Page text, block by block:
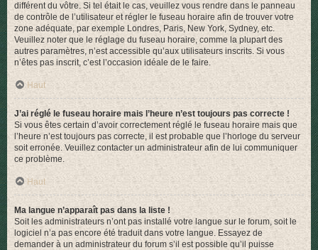
différent du vôtre. Si tel était le cas, veuillez vous rendre dans le panneau
de contrôle de l’utilisateur et régler le fuseau horaire afin de trouver votre
zone adéquate, par exemple Londres, Paris, New York, Sydney, etc.
Veuillez noter que le réglage du fuseau horaire, comme la plupart des
autres paramètres, n’est accessible qu’aux utilisateurs inscrits. Si vous
n’êtes pas inscrit, c’est l’occasion idéale de le faire.
Haut
J’ai réglé le fuseau horaire mais l’heure n’est toujours pas correcte !
Si vous êtes certain d’avoir correctement réglé le fuseau horaire mais que
l’heure n’est toujours pas correcte, il est probable que l’horloge du serveur
soit erronée. Veuillez contacter un administrateur afin de lui communiquer
ce problème.
Haut
Ma langue n’apparaît pas dans la liste !
Soit les administrateurs n’ont pas installé votre langue sur le forum, soit le
logiciel n’a pas encore été traduit dans votre langue. Essayez de
demander à un administrateur du forum s’il est possible qu’il puisse